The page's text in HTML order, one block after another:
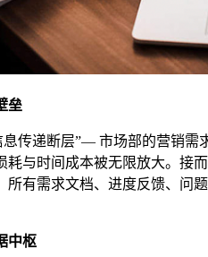
垒
传递断层”— 市场部的营销需
耗与时间成本被无限放大。接
有需求文档、进度反馈、问
中枢